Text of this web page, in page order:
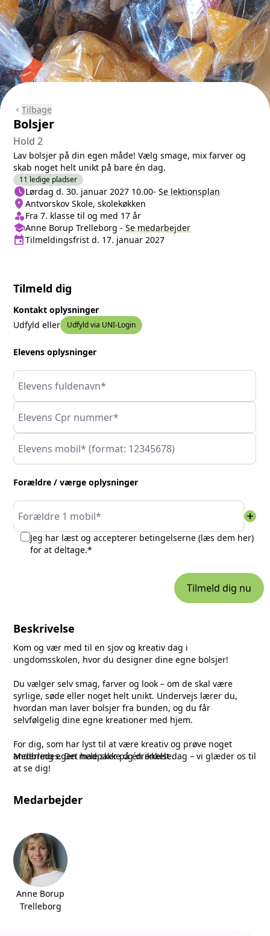
chevron_left Tilbage
Bolsjer
Hold 2
Lav bolsjer på din egen måde! Vælg smage, mix farver og
skab noget helt unikt på bare én dag.
11 ledige pladser
Næste lektion
scheduleLørdag d. 30. januar 2027 10.00- Se lektionsplan
Sted/Adresse
location_on Antvorskov Skole, skolekøkken
Klasse/Aldersbegrænsning
person_shieldFra 7. klasse til og med 17 år
Medarbejder
schoolAnne Borup Trelleborg - Se medarbejder
Tilmeldingsfrist
eventTilmeldingsfrist d. 17. januar 2027
Tilmeld dig
Kontakt oplysninger
Udfyld eller
Udfyld via UNI-Login
Elevens oplysninger
Elevens fuldenavn*
Elevens Cpr nummer*
Elevens mobil* (format: 12345678)
Forældre / værge oplysninger
Forældre 1 mobil* add
Jeg har læst og accepterer betingelserne (læs dem her)
for at deltage.*
Tilmeld dig nu
Beskrivelse
Kom og vær med til en sjov og kreativ dag i
ungdomsskolen, hvor du designer dine egne bolsjer!
Du vælger selv smag, farver og look – om de skal være
syrlige, søde eller noget helt unikt. Undervejs lærer du,
hvordan man laver bolsjer fra bunden, og du får
selvfølgelig dine egne kreationer med hjem.
For dig, som har lyst til at være kreativ og prøve noget
anderledes. Det hele sker på én enkelt dag – vi glæder os til
at se dig!
Medbring egen madpakke og drikkelse.
Medarbejder
Anne Borup
Trelleborg